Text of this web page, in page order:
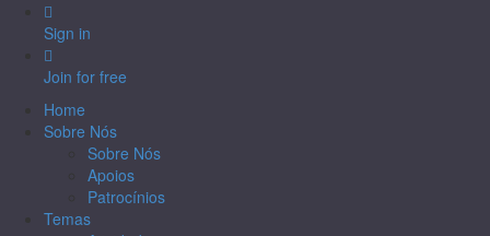
Sign in
Join for free
Home
Sobre Nós
Sobre Nós
Apoios
Patrocínios
Temas